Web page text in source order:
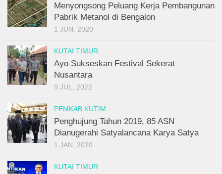
Menyongsong Peluang Kerja Pembangunan
Pabrik Metanol di Bengalon
1 JUN, 2020
KUTAI TIMUR
Ayo Sukseskan Festival Sekerat
Nusantara
9 JUL, 2022
PEMKAB KUTIM
Penghujung Tahun 2019, 85 ASN
Dianugerahi Satyalancana Karya Satya
1 JAN, 2020
KUTAI TIMUR